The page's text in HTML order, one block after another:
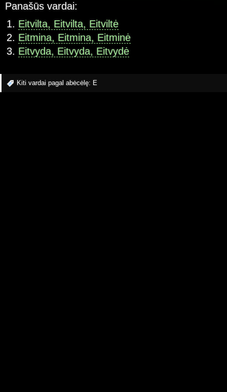
Panašūs vardai:
Eitvilta, Eitvilta, Eitviltė
Eitmina, Eitmina, Eitminė
Eitvyda, Eitvyda, Eitvydė
Kiti vardai pagal abėcėlę: E